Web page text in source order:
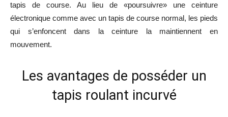
tapis de course. Au lieu de «poursuivre» une ceinture
électronique comme avec un tapis de course normal, les pieds
qui s’enfoncent dans la ceinture la maintiennent en
mouvement.
Les avantages de posséder un
tapis roulant incurvé